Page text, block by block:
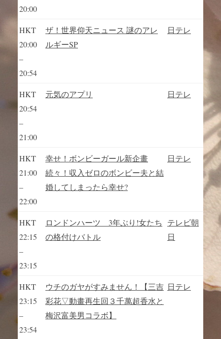
20:00
HKT
20:00
–
20:54
ザ！世界仰天ニュース 謎のアレ
ルギーSP
日テレ
HKT
20:54
–
21:00
元気のアプリ 日テレ
HKT
21:00
–
22:00
幸せ！ボンビーガール新企畫
続々！収入ゼロのボンビー夫と結
婚してしまったら幸せ?
日テレ
HKT
22:15
–
23:15
ロンドンハーツ 3年ぶり!女たち
の格付けバトル
テレビ朝
日
HKT
23:15
–
23:54
ウチのガヤがすみません！【三吉
彩花▽動畫再生回３千萬超香水と
梅沢富美男コラボ】
日テレ